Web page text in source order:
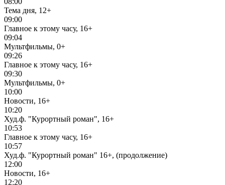
Тема дня, 12+
09:00
Главное к этому часу, 16+
09:04
Мультфильмы, 0+
09:26
Главное к этому часу, 16+
09:30
Мультфильмы, 0+
10:00
Новости, 16+
10:20
Худ.ф. "Курортный роман", 16+
10:53
Главное к этому часу, 16+
10:57
Худ.ф. "Курортный роман" 16+, (продолжение)
12:00
Новости, 16+
12:20